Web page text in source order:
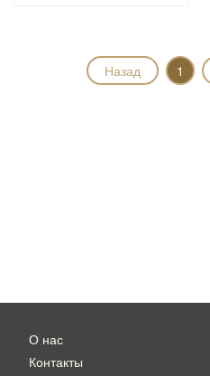
Назад 1
О нас
Контакты